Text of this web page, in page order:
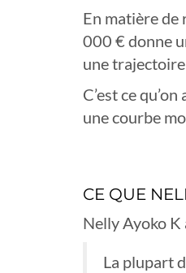
En matière de
000 € donne
une
C’est ce
une courbe
CE QUE
Nelly Ayoko K
La plupart